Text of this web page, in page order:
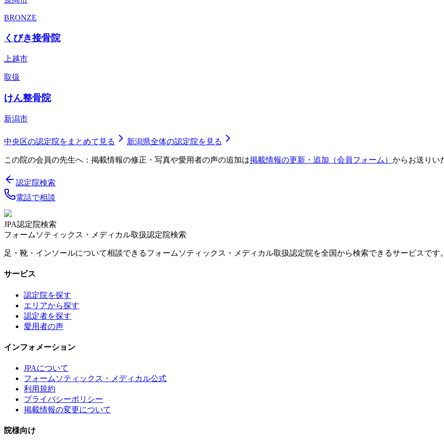
BRONZE
くびき接骨院
上越市
取扱
けん整骨院
新潟市
中央区の認定院をまとめて見る 新潟県全体の認定院を見る
この院の会員の先生へ：掲載情報の修正・写真や愛用者の声の追加は掲載情報の更新・追加（会員フォーム） からお送りい
認定院検索
電話で相談
JPA認定院検索
フォームソティックス・メディカル取扱認定院検索
足・靴・インソールについて相談できるフォームソティックス・メディカル取扱認定院を全国から検索できるサービスです。
サービス
認定院を探す
エリアから探す
認定者を探す
愛用者の声
インフォメーション
JPAについて
フォームソティックス・メディカル公式
利用規約
プライバシーポリシー
掲載情報の変更について
院様向け